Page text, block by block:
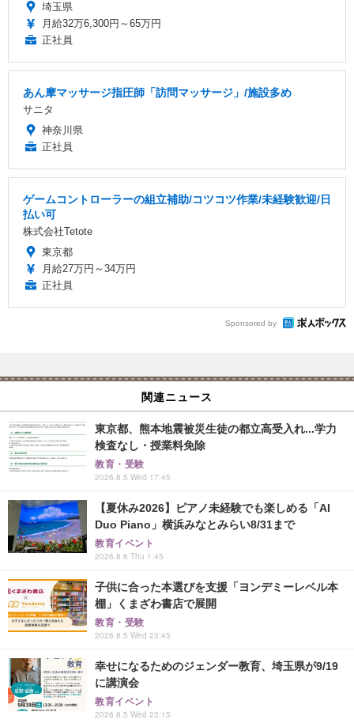
埼玉県
月給32万6,300円～65万円
正社員
あん摩マッサージ指圧師「訪問マッサージ」/施設多め
サニタ
神奈川県
正社員
ゲームコントローラーの組立補助/コツコツ作業/未経験歓迎/日
払い可
株式会社Tetote
東京都
月給27万円～34万円
正社員
Sponsored by
関連ニュース
東京都、熊本地震被災生徒の都立高受入れ...学力
検査なし・授業料免除
教育・受験
2026.8.5 Wed 17:45
【夏休み2026】ピアノ未経験でも楽しめる「AI
Duo Piano」横浜みなとみらい8/31まで
教育イベント
2026.8.6 Thu 1:45
子供に合った本選びを支援「ヨンデミーレベル本
棚」くまざわ書店で展開
教育・受験
2026.8.5 Wed 23:45
幸せになるためのジェンダー教育、埼玉県が9/19
に講演会
教育イベント
2026.8.5 Wed 23:15